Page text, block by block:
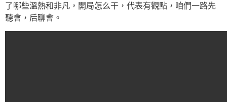
了哪些溫熱和非凡，開局怎么干，代表有觀點，咱們一路先
聽會，后聊會。